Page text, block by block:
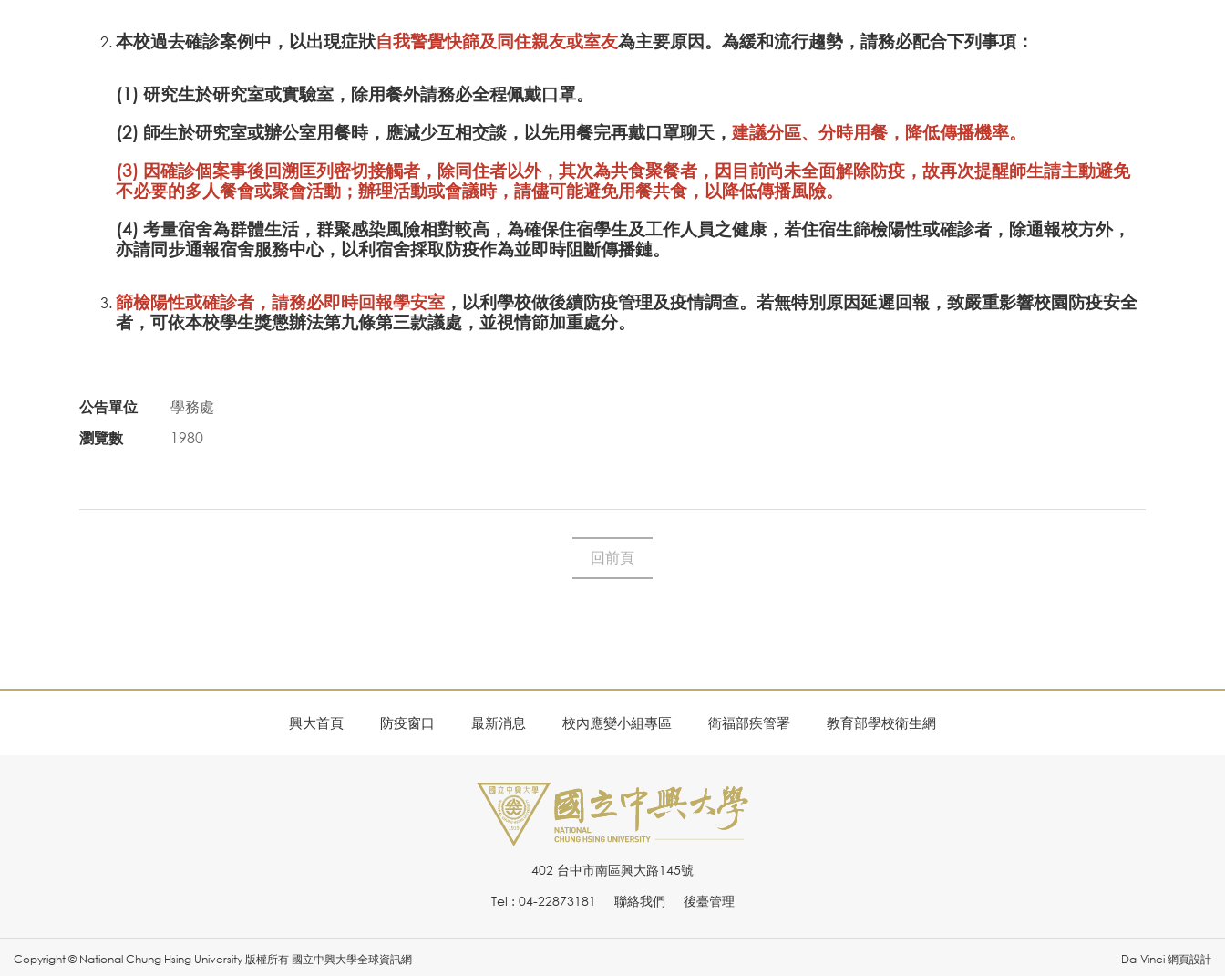
本校過去確診案例中，以出現症狀自我警覺快篩及同住親友或室友為主要原因。為緩和流行趨勢，請務必配合下列事項：
(1) 研究生於研究室或實驗室，除用餐外請務必全程佩戴口罩。
(2) 師生於研究室或辦公室用餐時，應減少互相交談，以先用餐完再戴口罩聊天， 建議分區、分時用餐，降低傳播機率。
(3) 因確診個案事後回溯匡列密切接觸者，除同住者以外，其次為共食聚餐者，因目前尚未全面解除防疫，故再次提醒師生請主動避免
不必要的多人餐會或聚會活動；辦理活動或會議時，請儘可能避免用餐共食 ，以降低傳播風險。
(4) 考量宿舍為群體生活，群聚感染風險相對較高，為確保住宿學生及工作人員之健康，若住宿生篩檢陽性或確診者，除通報校方外，
亦請同步通報宿舍服務中心，以利宿舍採取防疫作為並即時阻斷傳播鏈。
篩檢陽性或確診者，請務必即時回報學安室 ，以利學校做後續防疫管理及疫情調查。若無特別原因延遲回報，致嚴重影響校園防疫安全
者，可依本校學生獎懲辦法第九條第三款議處，並視情節加重處分。
公告單位
學務處
瀏覽數
1980
回前頁
興大首頁 防疫窗口 最新消息 校內應變小組專區 衛福部疾管署 教育部學校衛生網
402 台中市南區興大路145號
Tel : 04-22873181
聯絡我們 後臺管理
Copyright © National Chung Hsing University 版權所有 國立中興大學全球資訊網 Da-Vinci 網頁設計